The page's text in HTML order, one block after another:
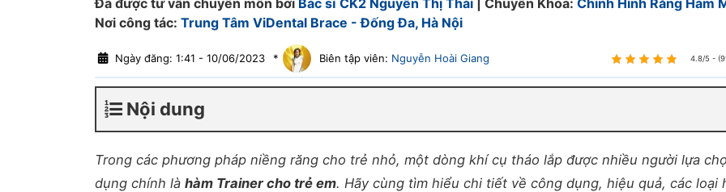
Đã được tư vấn chuyên môn bởi Bác sĩ CK2 Nguyễn Thị Thái | Chuyên Khoa: Chỉnh Hình Răng Hàm
Nơi công tác: Trung Tâm ViDental Brace - Đống Đa, Hà Nội
Ngày đăng: 1:41 - 10/06/2023 * Biên tập viên: Nguyễn Hoài Giang 4.8/5 -
Nội dung
Trong các phương pháp niềng răng cho trẻ nhỏ, một dòng khí cụ tháo lắp được nhiều người lựa
dụng chính là hàm Trainer cho trẻ em. Hãy cùng tìm hiểu chi tiết về công dụng, hiệu quả, các loại